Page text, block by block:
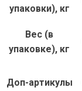
упаковки), кг
Вес (в
упаковке), кг
Доп-артикулы